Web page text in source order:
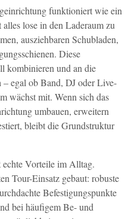
funktioniert wie ein
lose in den Laderaum zu
ausziehbaren Schubladen,
Diese
kombinieren und an die
egal ob Band, DJ oder Live-
wächst mit. Wenn sich das
umbauen, erweitern
bleibt die Grundstruktur
Vorteile im Alltag.
Tour-Einsatz gebaut: robuste
Befestigungspunkte
bei häufigem Be- und